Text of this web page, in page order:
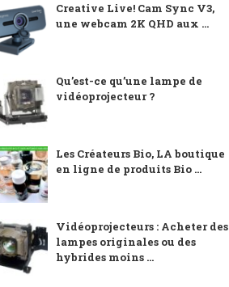
Creative Live! Cam Sync V3,
une webcam 2K QHD aux ...
Qu’est-ce qu’une lampe de
vidéoprojecteur ?
Les Créateurs Bio, LA boutique
en ligne de produits Bio ...
Vidéoprojecteurs : Acheter des
lampes originales ou des
hybrides moins ...